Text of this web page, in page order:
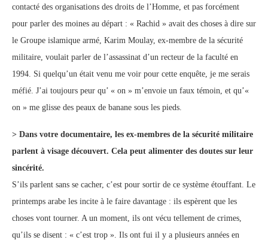
contacté des organisations des droits de l’Homme, et pas forcément
pour parler des moines au départ : « Rachid » avait des choses à dire sur
le Groupe islamique armé, Karim Moulay, ex-membre de la sécurité
militaire, voulait parler de l’assassinat d’un recteur de la faculté en
1994. Si quelqu’un était venu me voir pour cette enquête, je me serais
méfié. J’ai toujours peur qu’ « on » m’envoie un faux témoin, et qu’«
on » me glisse des peaux de banane sous les pieds.
> Dans votre documentaire, les ex-membres de la sécurité militaire
parlent à visage découvert. Cela peut alimenter des doutes sur leur
sincérité.
S’ils parlent sans se cacher, c’est pour sortir de ce système étouffant. Le
printemps arabe les incite à le faire davantage : ils espèrent que les
choses vont tourner. A un moment, ils ont vécu tellement de crimes,
qu’ils se disent : « c’est trop ». Ils ont fui il y a plusieurs années en